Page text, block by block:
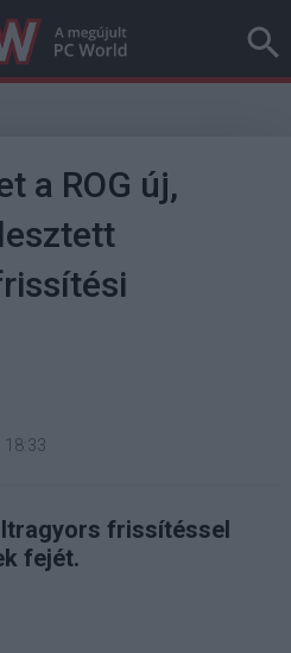
a ROG új,
18:33
frissítéssel
fejét.